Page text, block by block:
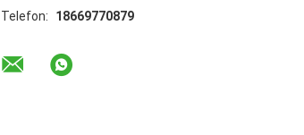
Telefon:
18669770879